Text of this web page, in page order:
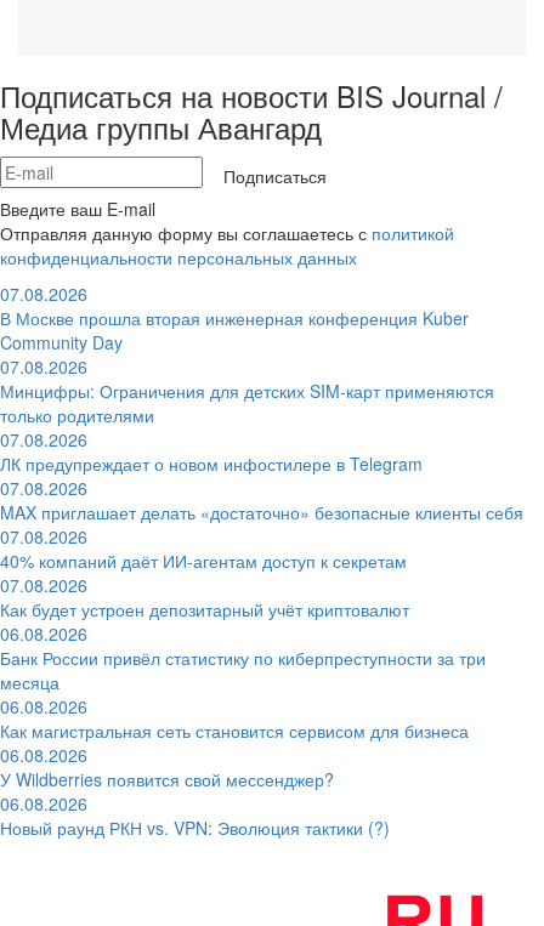
Подписаться на новости BIS Journal /
Медиа группы Авангард
Подписаться
Введите ваш E-mail
Отправляя данную форму вы соглашаетесь с политикой
конфиденциальности персональных данных
07.08.2026
В Москве прошла вторая инженерная конференция Kuber
Community Day
07.08.2026
Минцифры: Ограничения для детских SIM-карт применяются
только родителями
07.08.2026
ЛК предупреждает о новом инфостилере в Telegram
07.08.2026
MAX приглашает делать «достаточно» безопасные клиенты себя
07.08.2026
40% компаний даёт ИИ‑агентам доступ к секретам
07.08.2026
Как будет устроен депозитарный учёт криптовалют
06.08.2026
Банк России привёл статистику по киберпреступности за три
месяца
06.08.2026
Как магистральная сеть становится сервисом для бизнеса
06.08.2026
У Wildberries появится свой мессенджер?
06.08.2026
Новый раунд РКН vs. VPN: Эволюция тактики (?)